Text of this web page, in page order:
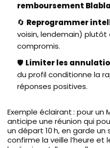
remboursement
🔄 Reprogrammer
voisin, lendemain) plutôt
compromis.
🛡️ Limiter les
du profil conditionne la
réponses positives.
Exemple éclairant : pour un
anticipe une réunion qui
un départ 10 h, en garde
confirme la veille l’heure